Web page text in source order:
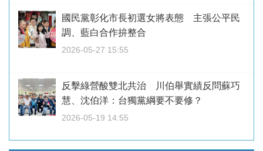
國民黨彰化市長初選女將表態 主張公平民
調、藍白合作拚整合
2026-05-27 15:55
反擊綠營酸雙北共治 川伯舉實績反問蘇巧
慧、沈伯洋：台獨黨綱要不要修？
2026-05-19 14:55